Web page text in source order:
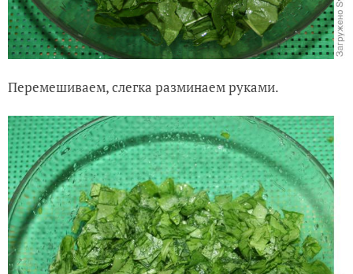
Перемешиваем, слегка разминаем руками.